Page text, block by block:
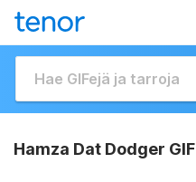
Hamza Dat Dodger GIF